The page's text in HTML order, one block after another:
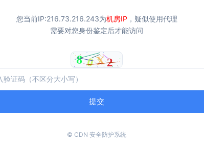
您当前IP:216.73.216.243为机房IP ，疑似使用代理
需要对您身份鉴定后才能访问
提交
© CDN 安全防护系统